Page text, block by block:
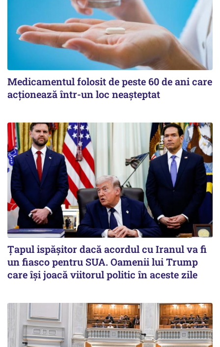
Medicamentul folosit de peste 60 de ani care
acționează într-un loc neașteptat
Țapul ispășitor dacă acordul cu Iranul va fi
un fiasco pentru SUA. Oamenii lui Trump
care își joacă viitorul politic în aceste zile